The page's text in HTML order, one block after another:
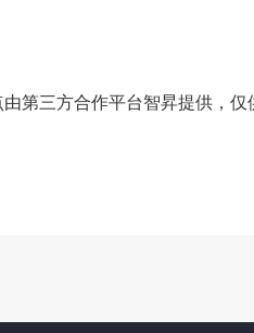
第三方合作平台智昇提供，